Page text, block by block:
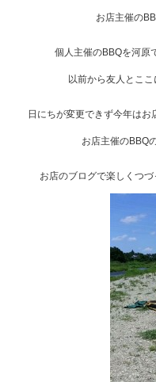
お店主催の
個人主催のBBQを河原
以前から友人とここ
日にちが変更できず今年はお
お店主催のBBQ
お店のブログで楽しくつ